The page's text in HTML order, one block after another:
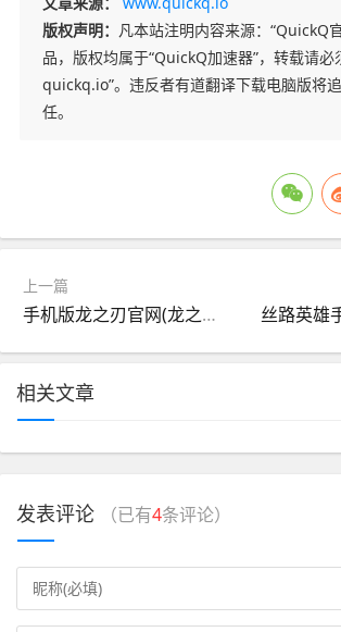
版权声明： 凡本站注明内容来源：“QuickQ
品，版权均属于“QuickQ加速器”，转载请必
quickq.io”。违反者有道翻译下载电脑版将
任。
上一篇
手机版龙之刃官网(龙之刃怎么用手机玩)
相关文章
发表评论 （已有4条评论）